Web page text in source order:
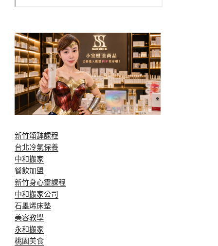
新竹頌缽課程
台北冷氣保養
中和搬家
餐飲加盟
新竹身心靈課程
中和搬家公司
石墨烯床墊
美容教學
永和搬家
桃園美食